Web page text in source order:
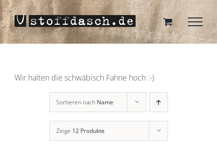
Zum
Inhalt
springen
Wir halten die schwäbisch Fahne hoch :-)
Sortieren nach Name
Zeige 12 Produkte